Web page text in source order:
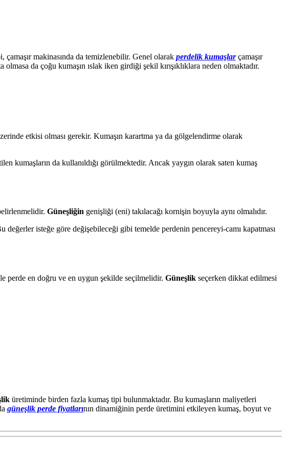
makinasında da temizlenebilir. Genel olarak perdelik kumaşlarçamaşır
da çoğu kumaşın ıslak iken girdiği şekil kırışıklıklara neden olmaktadır.
etkisi olması gerekir. Kumaşın karartma ya da gölgelendirme olarak
kumaşların da kullanıldığı görülmektedir. Ancak yaygın olarak saten kumaş
Güneşliğin genişliği (eni) takılacağı kornişin boyuyla aynı olmalıdır.
isteğe göre değişebileceği gibi temelde perdenin pencereyi-camı kapatması
perde en doğru ve en uygun şekilde seçilmelidir. Güneşlik seçerken dikkat edilmesi
üretiminde birden fazla kumaş tipi bulunmaktadır. Bu kumaşların maliyetleri
güneşlik perde fiyatlarının dinamiğinin perde üretimini etkileyen kumaş, boyut ve